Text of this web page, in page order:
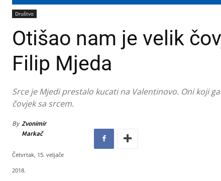
Društvo
Otišao nam je velik
Filip Mjeda
Srce je Mjedi prestalo kucati na Valentinovo. Oni koji
čovjek sa srcem.
By Zvonimir
Markač
Četvrtak, 15. veljače
2018.